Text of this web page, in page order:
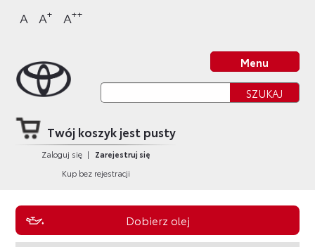
Sklep Toyota
do
nagłówka
do
bocznego
do
głównej
do
stopki
A A+ A++
Menu
Twój koszyk jest pusty
Zaloguj się |
Zarejestruj się
Kup bez rejestracji
Dobierz olej